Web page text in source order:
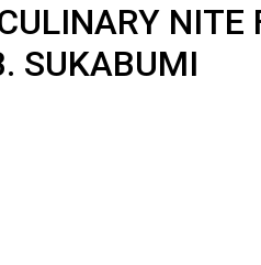
SUKABUMI